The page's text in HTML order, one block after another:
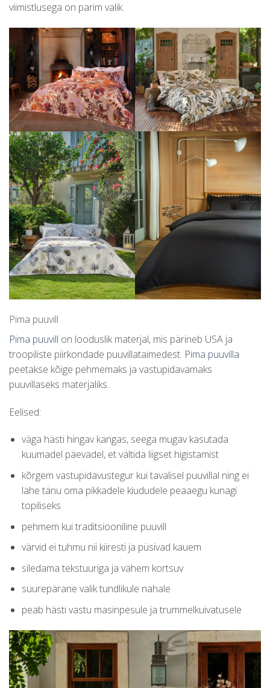
viimistlusega on parim valik.
Pima puuvill
Pima puuvill on looduslik materjal, mis pärineb USA ja
troopiliste piirkondade puuvillataimedest. Pima puuvilla
peetakse kõige pehmemaks ja vastupidavamaks
puuvillaseks materjaliks.
Eelised:
väga hästi hingav kangas, seega mugav kasutada
kuumadel päevadel, et vältida liigset higistamist
kõrgem vastupidavustegur kui tavalisel puuvillal ning ei
lähe tänu oma pikkadele kiududele peaaegu kunagi
topiliseks
pehmem kui traditsiooniline puuvill
värvid ei tuhmu nii kiiresti ja püsivad kauem
siledama tekstuuriga ja vähem kortsuv
suurepärane valik tundlikule nahale
peab hästi vastu masinpesule ja trummelkuivatusele